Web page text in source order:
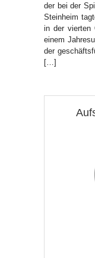
der bei der
Steinheim
in der vierten
einem
der
[…]